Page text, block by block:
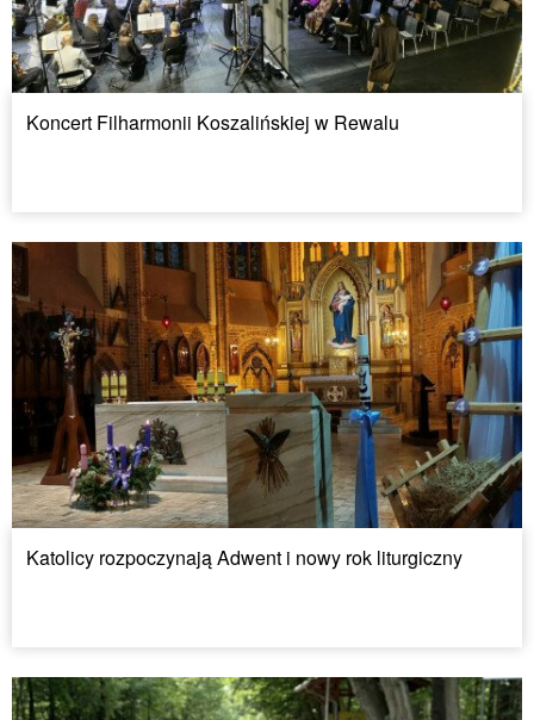
Koncert Filharmonii Koszalińskiej w Rewalu
Katolicy rozpoczynają Adwent i nowy rok liturgiczny